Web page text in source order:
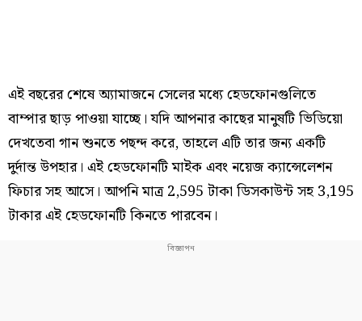
এই বছরের শেষে অ্যামাজনে সেলের মধ্যে হেডফোনগুলিতে
বাম্পার ছাড় পাওয়া যাচ্ছে। যদি আপনার কাছের মানুষটি ভিডিয়ো
দেখতেবা গান শুনতে পছন্দ করে, তাহলে এটি তার জন্য একটি
দুর্দান্ত উপহার। এই হেডফোনটি মাইক এবং নয়েজ ক্যান্সেলেশন
ফিচার সহ আসে। আপনি মাত্র 2,595 টাকা ডিসকাউন্ট সহ 3,195
টাকার এই হেডফোনটি কিনতে পারবেন।